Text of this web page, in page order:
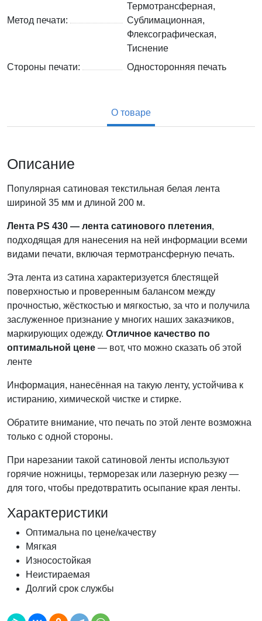
Метод печати:
Термотрансферная,
Сублимационная,
Флексографическая,
Тиснение
Стороны печати:
Односторонняя печать
О товаре
Описание
Популярная сатиновая текстильная белая лента
шириной 35 мм и длиной 200 м.
Лента PS 430 — лента сатинового плетения,
подходящая для нанесения на ней информации всеми
видами печати, включая термотрансферную печать.
Эта лента из сатина характеризуется блестящей
поверхностью и проверенным балансом между
прочностью, жёсткостью и мягкостью, за что и получила
заслуженное признание у многих наших заказчиков,
маркирующих одежду. Отличное качество по
оптимальной цене — вот, что можно сказать об этой
ленте
Информация, нанесённая на такую ленту, устойчива к
истиранию, химической чистке и стирке.
Обратите внимание, что печать по этой ленте возможна
только с одной стороны.
При нарезании такой сатиновой ленты используют
горячие ножницы, терморезак или лазерную резку —
для того, чтобы предотвратить осыпание края ленты.
Характеристики
Оптимальна по цене/качеству
Мягкая
Износостойкая
Неистираемая
Долгий срок службы